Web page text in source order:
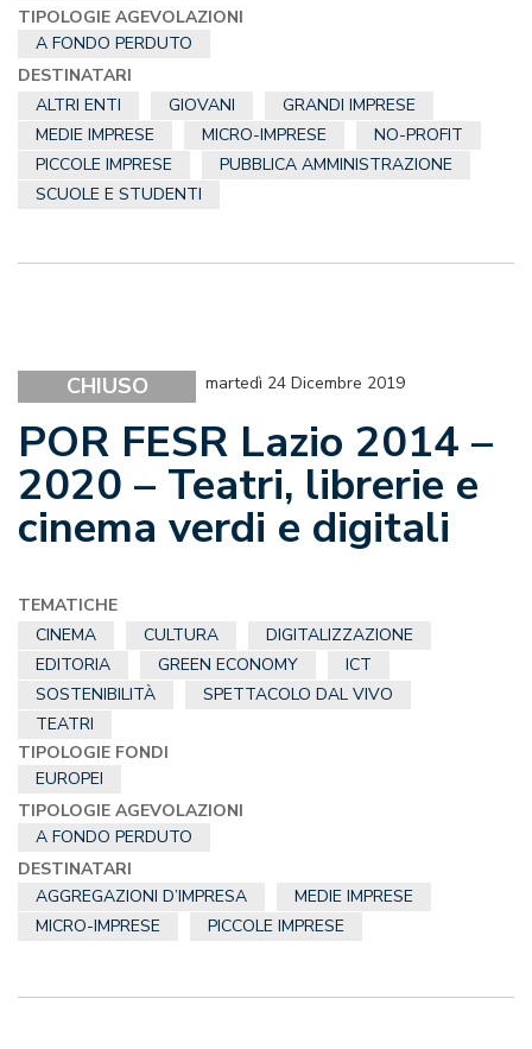
TIPOLOGIE AGEVOLAZIONI
A FONDO PERDUTO
DESTINATARI
ALTRI ENTI
GIOVANI
GRANDI IMPRESE
MEDIE IMPRESE
MICRO-IMPRESE
NO-PROFIT
PICCOLE IMPRESE
PUBBLICA AMMINISTRAZIONE
SCUOLE E STUDENTI
CHIUSO martedì 24 Dicembre 2019
POR FESR Lazio 2014 –
2020 – Teatri, librerie e
cinema verdi e digitali
TEMATICHE
CINEMA
CULTURA
DIGITALIZZAZIONE
EDITORIA
GREEN ECONOMY
ICT
SOSTENIBILITÀ
SPETTACOLO DAL VIVO
TEATRI
TIPOLOGIE FONDI
EUROPEI
TIPOLOGIE AGEVOLAZIONI
A FONDO PERDUTO
DESTINATARI
AGGREGAZIONI D’IMPRESA
MEDIE IMPRESE
MICRO-IMPRESE
PICCOLE IMPRESE